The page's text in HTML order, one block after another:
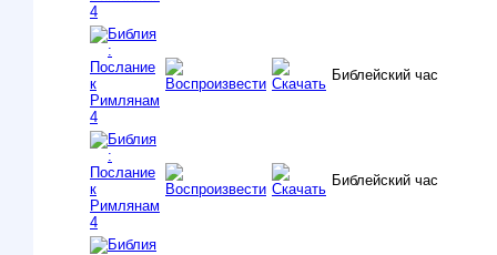
Библейский час
Библейский час